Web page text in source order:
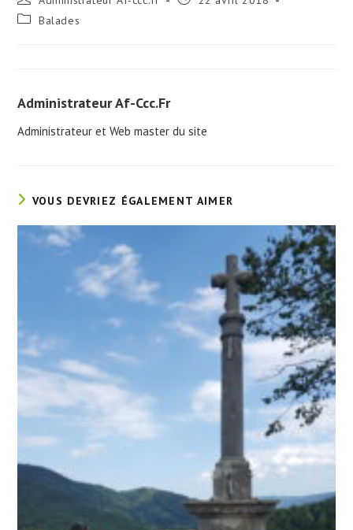
de
la
Post Balades
Administrateur Af-Ccc.fr
Administrateur et Web master du site
VOUS DEVRIEZ ÉGALEMENT AIMER